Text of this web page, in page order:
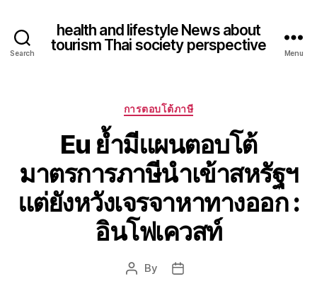
Search
health and lifestyle News about
tourism Thai society perspective
Menu
Categories
การตอบโต้ภาษี
Eu ย้ำมีแผนตอบโต้
มาตรการภาษีนำเข้าสหรัฐฯ
แต่ยังหวังเจรจาหาทางออก :
อินโฟเควสท์
Post
By
Post